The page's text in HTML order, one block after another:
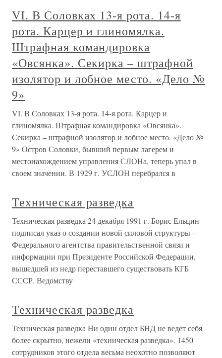
VI. В Соловках 13-я рота. 14-я
рота. Карцер и глиномялка.
Штрафная командировка
«Овсянка». Секирка – штрафной
изолятор и лобное место. «Дело №
9»
VI. В Соловках 13-я рота. 14-я рота. Карцер и
глиномялка. Штрафная командировка «Овсянка».
Секирка – штрафной изолятор и лобное место. «Дело №
9» Остров Соловки, бывший первым лагерем и
местонахождением управления СЛОНа, теперь упал в
своем значении. В 1929 г. УСЛОН перебрался в
Техническая разведка
Техническая разведка 24 декабря 1991 г. Борис Ельцин
подписал указ о создании новой силовой структуры –
Федерального агентства правительственной связи и
информации при Президенте Российской Федерации,
вышедшей из недр переставшего существовать КГБ
СССР. Ведомству
Техническая разведка
Техническая разведка Ни один отдел БНД не ведет себя
более скрытно, нежели «техническая разведка». 1450
сотрудников этого отдела весьма неохотно позволяют